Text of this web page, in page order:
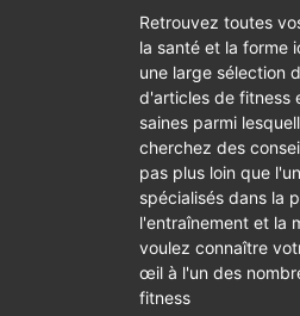
Retrouvez toutes
la santé et la forme
une large sélection
d'articles de fitness
saines parmi
cherchez des
pas plus loin que
spécialisés dans la
l'entraînement et la
voulez connaître
œil à l'un des
fitness